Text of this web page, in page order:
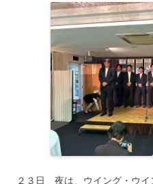
２３日 夜は、ウイング・ウイ